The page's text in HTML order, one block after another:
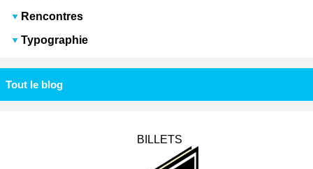
Rencontres
Typographie
Tout le blog
BILLETS